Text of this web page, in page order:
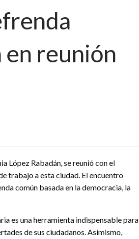
en reunión
López Rabadán, se reunió con el
trabajo a esta ciudad. El encuentro
común basada en la democracia, la
es una herramienta indispensable para
de sus ciudadanos. Asimismo,